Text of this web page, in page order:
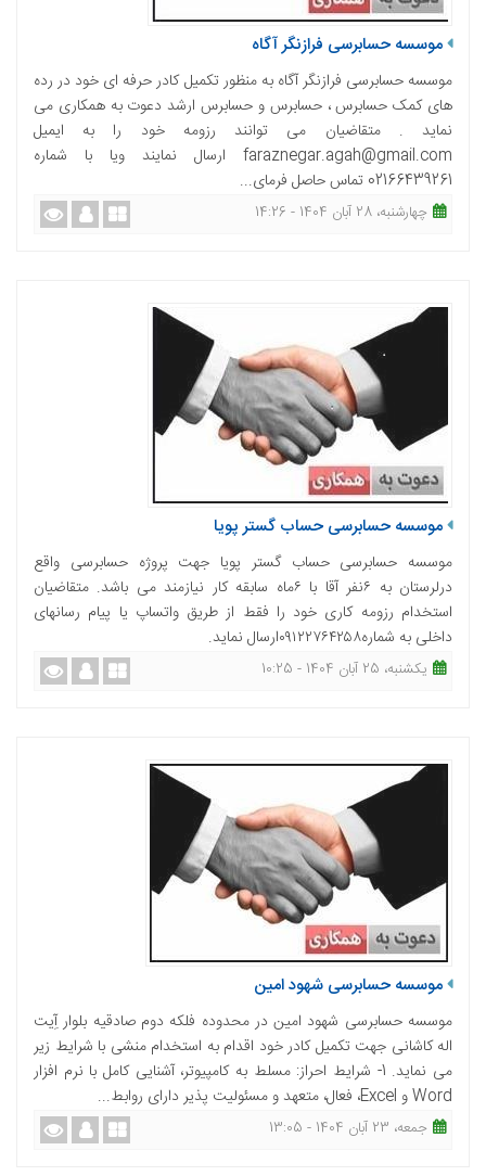
موسسه حسابرسی فرازنگر آگاه
موسسه حسابرسی فرازنگر آگاه به منظور تکمیل کادر حرفه ای خود در رده
های کمک حسابرس ، حسابرس و حسابرس ارشد دعوت به همکاری می
نماید . متقاضیان می توانند رزومه خود را به ایمیل
faraznegar.agah@gmail.com ارسال نمایند ویا با شماره
02166439261 تماس حاصل فرمای...
چهارشنبه، 28 آبان 1404 - 14:26
موسسه حسابرسی حساب گستر پویا
موسسه حسابرسی حساب گستر پویا جهت پروژه حسابرسی واقع
درلرستان به ۶نفر آقا با ۶ماه سابقه کار نيازمند می باشد. متقاضيان
استخدام رزومه کاری خود را فقط از طریق واتساپ یا پیام رسانهای
داخلی به شماره۰۹۱۲۲۷۶۴۲۵۸ارسال نماید.
یکشنبه، 25 آبان 1404 - 10:25
موسسه حسابرسی شهود امین
موسسه حسابرسی شهود امین در محدوده فلکه دوم صادقیه بلوار آِیت
اله کاشانی جهت تکمیل کادر خود اقدام به استخدام منشی با شرایط زیر
می نماید. 1- شرایط احراز: مسلط به کامپیوتر، آشنایی کامل با نرم افزار
Word و Excel، فعال، متعهد و مسئولیت پذیر دارای روابط...
جمعه، 23 آبان 1404 - 13:05